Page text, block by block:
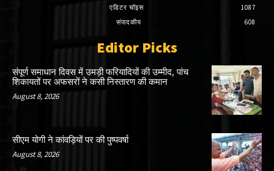
एडिटर चॉइस
1087
संपादकीय
608
Editor Picks
संपूर्ण समाधान दिवस में उमड़ी फरियादियों की उम्मीद, पांच
शिकायतों पर अफसरों ने कसी निस्तारण की कमान
August 8, 2026
सीएम योगी ने कांवड़ियों पर की पुष्पवर्षा
August 8, 2026